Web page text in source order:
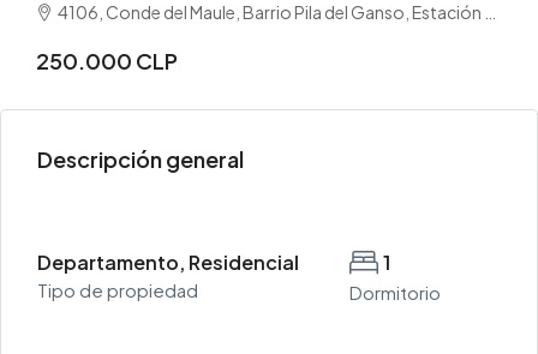
4106, Conde del Maule, Barrio Pila del Ganso, Estación Central, Provincia de Santiago, Región Metropolitana de Santiago, 8370261, Chile
250.000 CLP
Descripción general
Departamento, Residencial
Tipo de propiedad
1
Dormitorio